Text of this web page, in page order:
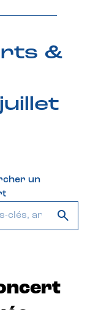
&
un